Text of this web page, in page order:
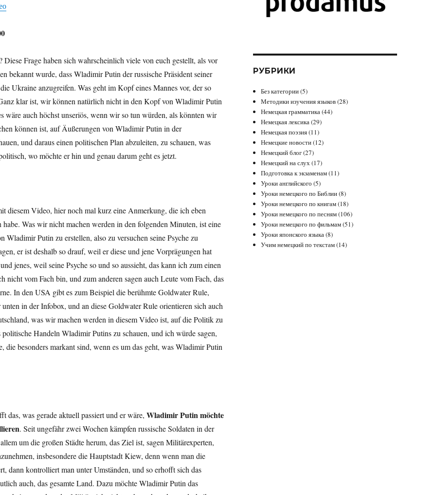
Diese Frage haben sich wahrscheinlich viele von euch gestellt, als vor
bekannt wurde, dass Wladimir Putin der russische Präsident seiner
Ukraine anzugreifen. Was geht im Kopf eines Mannes vor, der so
klar ist, wir können natürlich nicht in den Kopf von Wladimir Putin
wäre auch höchst unseriös, wenn wir so tun würden, als könnten wir
können ist, auf Äußerungen von Wladimir Putin in der
und daraus einen politischen Plan abzuleiten, zu schauen, was
wo möchte er hin und genau darum geht es jetzt.
diesem Video, hier noch mal kurz eine Anmerkung, die ich eben
habe. Was wir nicht machen werden in den folgenden Minuten, ist eine
Wladimir Putin zu erstellen, also zu versuchen seine Psyche zu
er ist deshalb so drauf, weil er diese und jene Vorprägungen hat
jenes, weil seine Psyche so und so aussieht, das kann ich zum einen
nicht vom Fach bin, und zum anderen sagen auch Leute vom Fach, das
In den USA gibt es zum Beispiel die berühmte Goldwater Rule,
in der Infobox, und an diese Goldwater Rule orientieren sich auch
was wir machen werden in diesem Video ist, auf die Politik zu
politische Handeln Wladimir Putins zu schauen, und ich würde sagen,
die besonders markant sind, wenn es um das geht, was Wladimir Putin
das, was gerade aktuell passiert und er wäre, Wladimir Putin möchte
. Seit ungefähr zwei Wochen kämpfen russische Soldaten in der
um die großen Städte herum, das Ziel ist, sagen Militärexperten,
insbesondere die Hauptstadt Kiew, denn wenn man die
dann kontrolliert man unter Umständen, und so erhofft sich das
auch, das gesamte Land. Dazu möchte Wladimir Putin das
РУБРИКИ
Без категории(5)
Методики изучения языков(28)
Немецкая грамматика(44)
Немецкая лексика(29)
Немецкая поэзия(11)
Немецкие новости(12)
Немецкий блог(27)
Немецкий на слух(17)
Подготовка к экзаменам(11)
Уроки английского (5)
Уроки немецкого по Библии(8)
Уроки немецкого по книгам(18)
Уроки немецкого по песням(106)
Уроки немецкого по фильмам(51)
Уроки японского языка(8)
Учим немецкий по текстам(14)